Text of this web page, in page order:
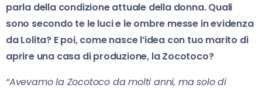
parla della condizione attuale della donna. Quali
sono secondo te le luci e le ombre messe in evidenza
da Lolita? E poi, come nasce l’idea con tuo marito di
aprire una casa di produzione, la Zocotoco?
“Avevamo la Zocotoco da molti anni, ma solo di